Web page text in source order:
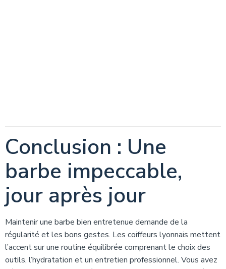
Conclusion : Une
barbe impeccable,
jour après jour
Maintenir une barbe bien entretenue demande de la
régularité et les bons gestes. Les coiffeurs lyonnais mettent
l’accent sur une routine équilibrée comprenant le choix des
outils, l’hydratation et un entretien professionnel. Vous avez